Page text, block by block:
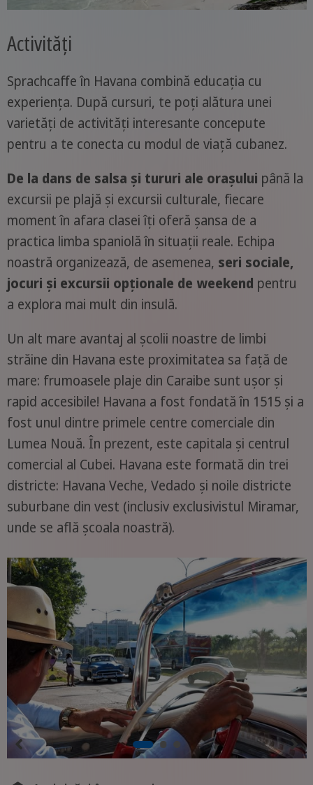
Activități
Sprachcaffe în Havana combină educația cu
experiența. După cursuri, te poți alătura unei
varietăți de activități interesante concepute
pentru a te conecta cu modul de viață cubanez.
De la dans de salsa și tururi ale orașului până la
excursii pe plajă și excursii culturale, fiecare
moment în afara clasei îți oferă șansa de a
practica limba spaniolă în situații reale. Echipa
noastră organizează, de asemenea, seri sociale,
jocuri și excursii opționale de weekend pentru
a explora mai mult din insulă.
Un alt mare avantaj al școlii noastre de limbi
străine din Havana este proximitatea sa față de
mare: frumoasele plaje din Caraibe sunt ușor și
rapid accesibile! Havana a fost fondată în 1515 și a
fost unul dintre primele centre comerciale din
Lumea Nouă. În prezent, este capitala și centrul
comercial al Cubei. Havana este formată din trei
districte: Havana Veche, Vedado și noile districte
suburbane din vest (inclusiv exclusivistul Miramar,
unde se află școala noastră).